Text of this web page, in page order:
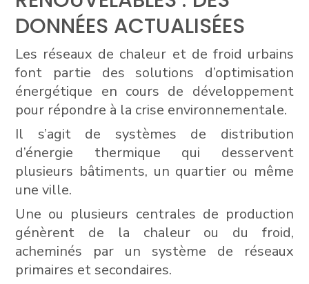
DONNÉES ACTUALISÉES
Les réseaux de chaleur et de froid urbains
font partie des solutions d’optimisation
énergétique en cours de développement
pour répondre à la crise environnementale.
Il s’agit de systèmes de distribution
d’énergie thermique qui desservent
plusieurs bâtiments, un quartier ou même
une ville.
Une ou plusieurs centrales de production
génèrent de la chaleur ou du froid,
acheminés par un système de réseaux
primaires et secondaires.